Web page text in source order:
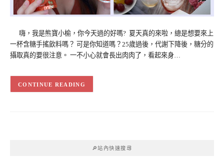
嗨，我是熊寶小榆，你今天過的好嗎? 夏天​真的​​來啦，總是想要來上
一杯含糖手搖飲料嗎？ 可是你知道嗎？25歲過後，代謝下降後，糖分的
攝取真的要很注意。 一不小心就會長出肉肉了，看起來身…
CONTINUE READING
🔎站內快速搜尋